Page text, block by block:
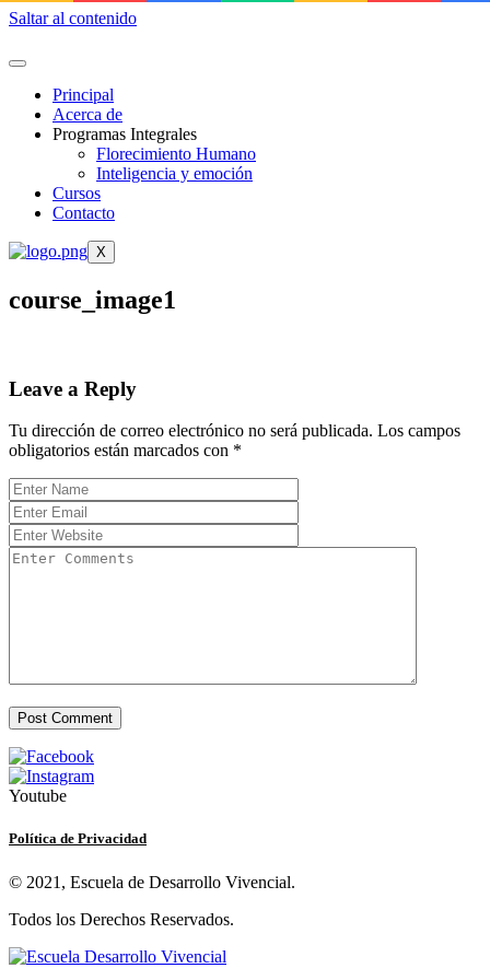
Saltar al contenido
Principal
Acerca de
Programas Integrales
Florecimiento Humano
Inteligencia y emoción
Cursos
Contacto
X
course_image1
Leave a Reply
Tu dirección de correo electrónico no será publicada. Los campos
obligatorios están marcados con *
Youtube
Política de Privacidad
© 2021, Escuela de Desarrollo Vivencial.
Todos los Derechos Reservados.